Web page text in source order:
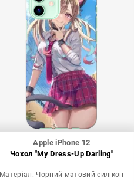
Apple iPhone 12
Чохол "My Dress-Up Darling"
Матеріал: Чорний матовий силікон